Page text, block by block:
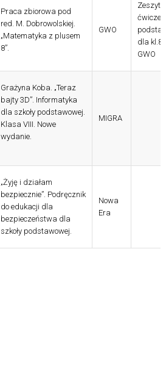
Praca zbiorowa pod
red. M. Dobrowolskiej.
„Matematyka z plusem
8”.
GWO
Zeszyt
ćwiczeń
dla kl.8.
GWO
Grażyna Koba. „Teraz
bajty 3D”. Informatyka
dla szkoły podstawowej.
Klasa VIII. Nowe
wydanie.
MIGRA
„Żyję i działam
bezpiecznie”. Podręcznik
do edukacji dla
bezpieczeństwa dla
szkoły podstawowej.
Nowa
Era